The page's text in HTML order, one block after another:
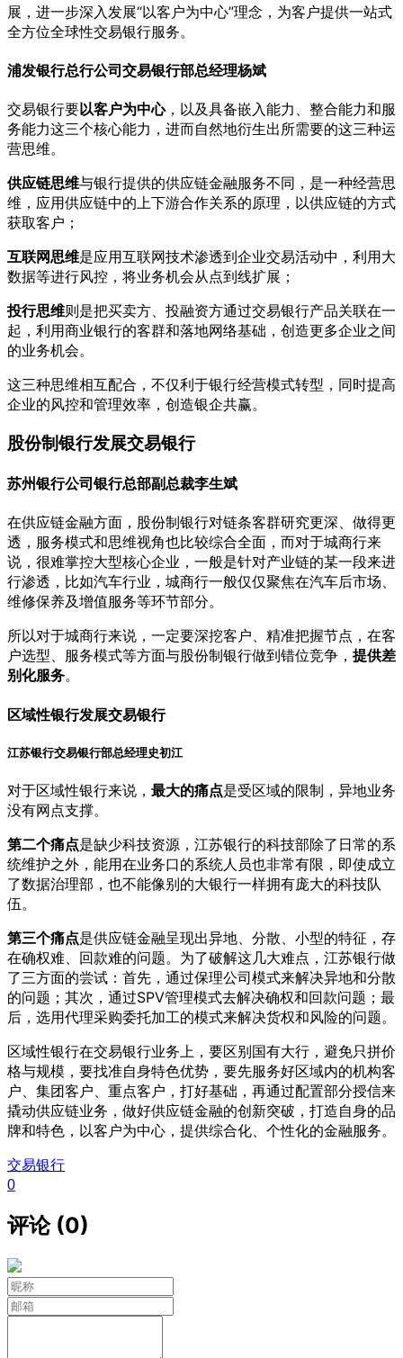
展，进一步深入发展“以客户为中心”理念，为客户提供一站式
全方位全球性交易银行服务。
浦发银行总行公司交易银行部总经理杨斌
交易银行要以客户为中心，以及具备嵌入能力、整合能力和服
务能力这三个核心能力，进而自然地衍生出所需要的这三种运
营思维。
供应链思维与银行提供的供应链金融服务不同，是一种经营思
维，应用供应链中的上下游合作关系的原理，以供应链的方式
获取客户；
互联网思维是应用互联网技术渗透到企业交易活动中，利用大
数据等进行风控，将业务机会从点到线扩展；
投行思维则是把买卖方、投融资方通过交易银行产品关联在一
起，利用商业银行的客群和落地网络基础，创造更多企业之间
的业务机会。
这三种思维相互配合，不仅利于银行经营模式转型，同时提高
企业的风控和管理效率，创造银企共赢。
股份制银行发展交易银行
苏州银行公司银行总部副总裁李生斌
在供应链金融方面，股份制银行对链条客群研究更深、做得更
透，服务模式和思维视角也比较综合全面，而对于城商行来
说，很难掌控大型核心企业，一般是针对产业链的某一段来进
行渗透，比如汽车行业，城商行一般仅仅聚焦在汽车后市场、
维修保养及增值服务等环节部分。
所以对于城商行来说，一定要深挖客户、精准把握节点，在客
户选型、服务模式等方面与股份制银行做到错位竞争， 提供差
别化服务。
区域性银行发展交易银行
江苏银行交易银行部总经理史初江
对于区域性银行来说， 最大的痛点是受区域的限制，异地业务
没有网点支撑。
第二个痛点是缺少科技资源，江苏银行的科技部除了日常的系
统维护之外，能用在业务口的系统人员也非常有限，即使成立
了数据治理部，也不能像别的大银行一样拥有庞大的科技队
伍。
第三个痛点是供应链金融呈现出异地、分散、小型的特征，存
在确权难、回款难的问题。为了破解这几大难点，江苏银行做
了三方面的尝试：首先，通过保理公司模式来解决异地和分散
的问题；其次，通过SPV管理模式去解决确权和回款问题；最
后，选用代理采购委托加工的模式来解决货权和风险的问题。
区域性银行在交易银行业务上，要区别国有大行，避免只拼价
格与规模，要找准自身特色优势，要先服务好区域内的机构客
户、集团客户、重点客户，打好基础，再通过配置部分授信来
撬动供应链业务，做好供应链金融的创新突破，打造自身的品
牌和特色，以客户为中心，提供综合化、个性化的金融服务。
交易银行
0
评论 (0)